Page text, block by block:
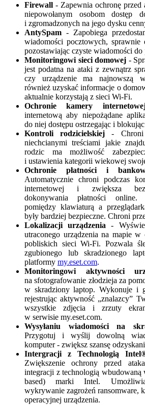
Firewall - Zapewnia ochronę
niepowołanym osobom dostęp
i zgromadzonych na jego dysku
AntySpam - Zapobiega
wiadomości pocztowych, sprawnie
pozostawiając czyste wiadomości do
Monitoringowi sieci domowej -
jest podatna na ataki z zewnątrz
czy urządzenie ma najnowszą
również uzyskać informacje o
aktualnie korzystają z sieci Wi-Fi.
Ochronie kamery
internetową aby niepożądane
do niej dostępu ostrzegając i
Kontroli rodzicielskiej - Chroni
niechcianymi treściami jakie
rodzic ma możliwość
i ustawienia kategorii wiekowej
Ochronie płatności i
Automatycznie chroni podczas
internetowej i zwiększa
dokonywania płatności online.
pomiędzy klawiaturą a
były bardziej bezpieczne. Chroni
Lokalizacji urządzenia -
utraconego urządzenia na mapie
pobliskich sieci Wi-Fi. Pozwala
zgubionego lub skradzionego
platformy my.eset.com.
Monitoringowi aktywności
na sfotografowanie złodzieja za
w skradziony laptop. Wykonuje i
rejestrując aktywność „znalazcy”
wszystkie zdjęcia i zrzuty
w serwisie my.eset.com.
Wysyłaniu wiadomości na
Przygotuj i wyślij dowolną
komputer - zwiększ szansę
Intergracji z Technologią
Zwiększenie ochrony przed
integracji z technologią wbudowaną
based) marki Intel.
wykrywanie zagrożeń ransomware,
operacyjnej urządzenia.